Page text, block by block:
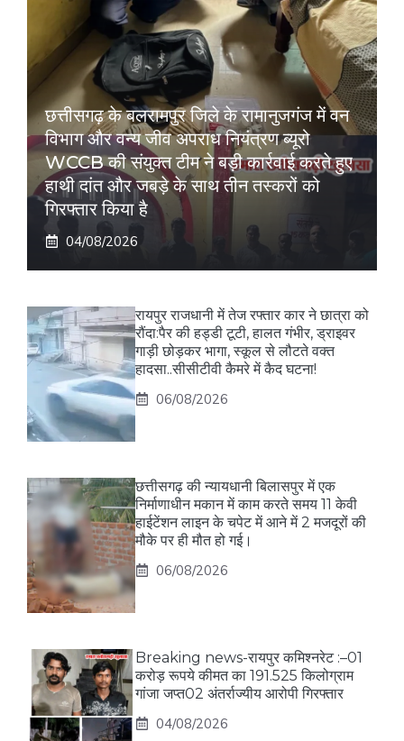
छत्तीसगढ़ के बलरामपुर जिले के रामानुजगंज में वन
विभाग और वन्य जीव अपराध नियंत्रण ब्यूरो
WCCB की संयुक्त टीम ने बड़ी कार्रवाई करते हुए
हाथी दांत और जबड़े के साथ तीन तस्करों को
गिरफ्तार किया है
04/08/2026
रायपुर राजधानी में तेज रफ्तार कार ने छात्रा को
रौंदा:पैर की हड्डी टूटी, हालत गंभीर, ड्राइवर
गाड़ी छोड़कर भागा, स्कूल से लौटते वक्त
हादसा..सीसीटीवी कैमरे में कैद घटना!
06/08/2026
छत्तीसगढ़ की न्यायधानी बिलासपुर में एक
निर्माणाधीन मकान में काम करते समय 11 केवी
हाईटेंशन लाइन के चपेट में आने में 2 मजदूरों की
मौके पर ही मौत हो गई।
06/08/2026
Breaking news-रायपुर कमिश्नरेट :–01
करोड़ रूपये कीमत का 191.525 किलोग्राम
गांजा जप्त02 अंतर्राज्यीय आरोपी गिरफ्तार
04/08/2026